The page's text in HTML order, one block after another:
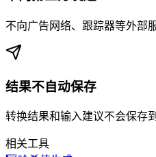
不向广告网络、跟踪器等外部
结果不自动保存
转换结果和输入建议不会保存
相关工具